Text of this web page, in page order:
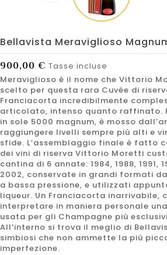
Bellavista Meraviglioso
900,00 € Tasse incluse
Meraviglioso è il nome che Vittorio
scelto per questa rara Cuvée di
Franciacorta incredibilmente
articolato, intenso quanto raffinato.
in sole 5000 magnum, è mosso
raggiungere livelli sempre più alti e
sfide. L’assemblaggio finale è fatto
dei vini di riserva Vittorio Moretti
cantina di 6 annate: 1984, 1988, 1991,
2002, conservate in grandi formati
a bassa pressione, e utilizzati
liqueur. Un Franciacorta inarrivabile,
interpretare in maniera personale
usata per gli Champagne più
All’interno si trova il meglio di
simbiosi che non ammette la più
imperfezione.